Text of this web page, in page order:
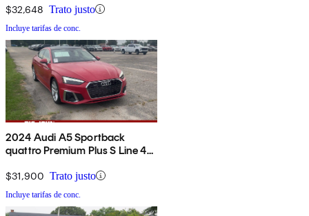
$32,648 Trato justo
Incluye tarifas de conc.
2024 Audi A5 Sportback
quattro Premium Plus S Line 45
$31,900 Trato justo
Incluye tarifas de conc.